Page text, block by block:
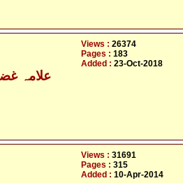
- علامہ
Views : 26374
Pages : 183
Added : 23-Oct-2018
Views : 31691
Pages : 315
Added : 10-Apr-2014